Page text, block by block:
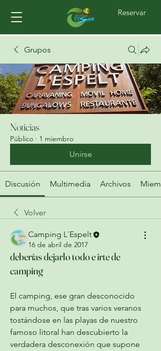
Reservar
Grupos
Noticias
Público · 1 miembro
Unirse
Discusión Multimedia Archivos
Volver
Camping L´Espelt
16 de abril de 2017
deberías dejarlo todo e irte de
camping
El camping, ese gran desconocido
para muchos, que tras varios veranos
tostándose en las playas de nuestro
famoso litoral han descubierto la
verdadera desconexión que supone